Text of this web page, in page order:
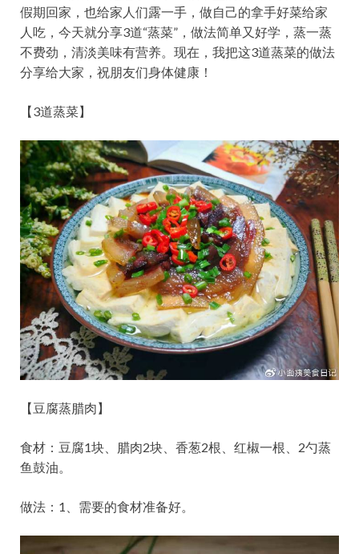
假期回家，也给家人们露一手，做自己的拿手好菜给家
人吃，今天就分享3道“蒸菜”，做法简单又好学，蒸一蒸
不费劲，清淡美味有营养。现在，我把这3道蒸菜的做法
分享给大家，祝朋友们身体健康！
【3道蒸菜】
【豆腐蒸腊肉】
食材：豆腐1块、腊肉2块、香葱2根、红椒一根、2勺蒸
鱼鼓油。
做法：1、需要的食材准备好。